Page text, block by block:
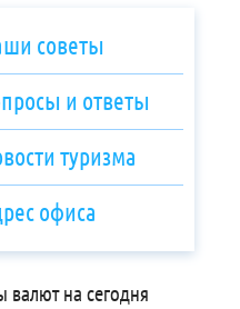
советы
и ответы
туризма
офиса
валют на сегодня